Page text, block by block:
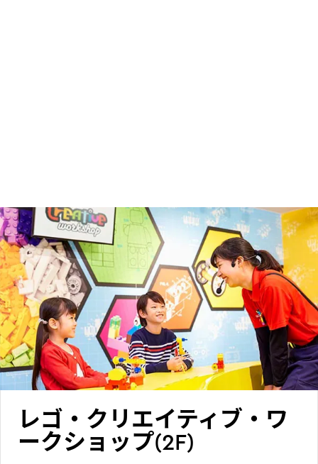
レゴ・クリエイティブ・ワ
ークショップ(2F)